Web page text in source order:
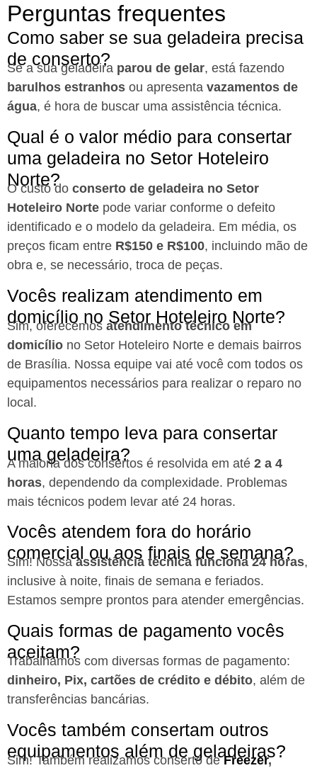
Perguntas frequentes
Como saber se sua geladeira precisa
de conserto?
Se a sua geladeira parou de gelar, está fazendo
barulhos estranhos ou apresenta vazamentos de
água, é hora de buscar uma assistência técnica.
Qual é o valor médio para consertar
uma geladeira no Setor Hoteleiro
Norte?
O custo do conserto de geladeira no Setor
Hoteleiro Norte pode variar conforme o defeito
identificado e o modelo da geladeira. Em média, os
preços ficam entre R$150 e R$100, incluindo mão de
obra e, se necessário, troca de peças.
Vocês realizam atendimento em
domicílio no Setor Hoteleiro Norte?
Sim, oferecemos atendimento técnico em
domicílio no Setor Hoteleiro Norte e demais bairros
de Brasília. Nossa equipe vai até você com todos os
equipamentos necessários para realizar o reparo no
local.
Quanto tempo leva para consertar
uma geladeira?
A maioria dos consertos é resolvida em até 2 a 4
horas, dependendo da complexidade. Problemas
mais técnicos podem levar até 24 horas.
Vocês atendem fora do horário
comercial ou aos finais de semana?
Sim! Nossaassistência técnica funciona 24 horas,
inclusive à noite, finais de semana e feriados.
Estamos sempre prontos para atender emergências.
Quais formas de pagamento vocês
aceitam?
Trabalhamos com diversas formas de pagamento:
dinheiro, Pix, cartões de crédito e débito, além de
transferências bancárias.
Vocês também consertam outros
equipamentos além de geladeiras?
Sim! Também realizamos conserto deFreezer,